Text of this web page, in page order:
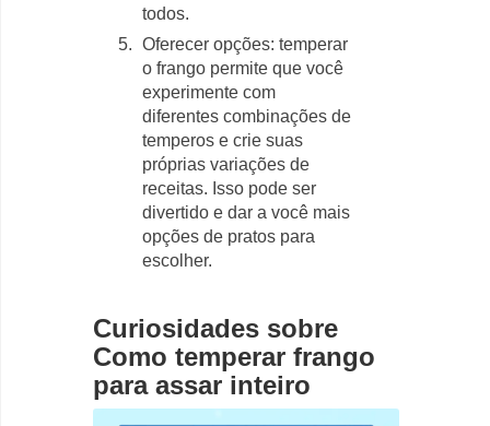
todos.
Oferecer opções: temperar
o frango permite que você
experimente com
diferentes combinações de
temperos e crie suas
próprias variações de
receitas. Isso pode ser
divertido e dar a você mais
opções de pratos para
escolher.
Curiosidades sobre
Como temperar frango
para assar inteiro